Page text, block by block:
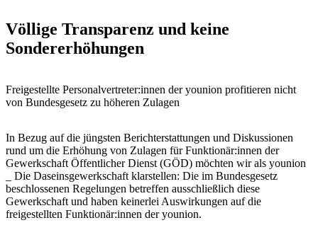
Völlige Transparenz und keine
Sondererhöhungen
Freigestellte Personalvertreter:innen der younion profitieren nicht
von Bundesgesetz zu höheren Zulagen
In Bezug auf die jüngsten Berichterstattungen und Diskussionen
rund um die Erhöhung von Zulagen für Funktionär:innen der
Gewerkschaft Öffentlicher Dienst (GÖD) möchten wir als younion
_ Die Daseinsgewerkschaft klarstellen: Die im Bundesgesetz
beschlossenen Regelungen betreffen ausschließlich diese
Gewerkschaft und haben keinerlei Auswirkungen auf die
freigestellten Funktionär:innen der younion.